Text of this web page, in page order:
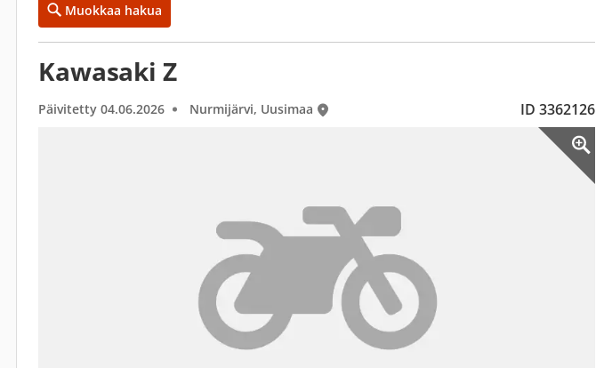
Muokkaa hakua
Kawasaki Z
Päivitetty 04.06.2026 Nurmijärvi, Uusimaa ID 3362126